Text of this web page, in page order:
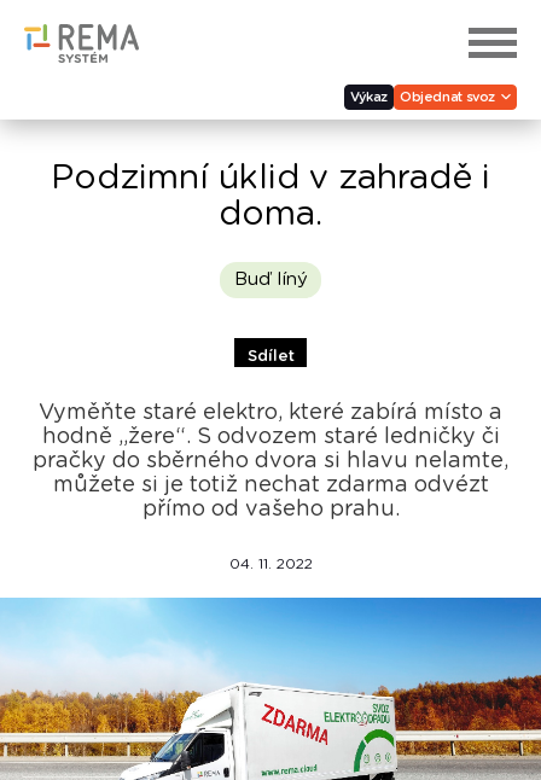
Výkaz Objednat svoz
Podzimní úklid v zahradě i
doma.
Buď líný
Sdílet
Vyměňte staré elektro, které zabírá místo a
hodně „žere“. S odvozem staré ledničky či
pračky do sběrného dvora si hlavu nelamte,
můžete si je totiž nechat zdarma odvézt
přímo od vašeho prahu.
04. 11. 2022